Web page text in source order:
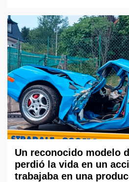
Un reconocido modelo
perdió la vida en un
trabajaba en una